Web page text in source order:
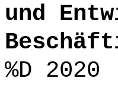
und
%D 2020